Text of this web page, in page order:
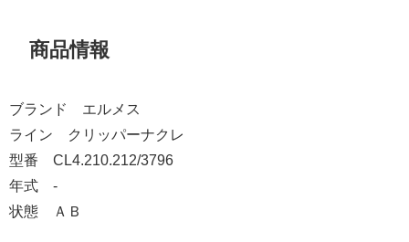
商品情報
ブランド エルメス
ライン クリッパーナクレ
型番 CL4.210.212/3796
年式 -
状態 ＡＢ